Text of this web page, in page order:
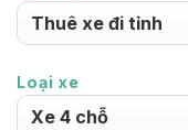
Loại xe